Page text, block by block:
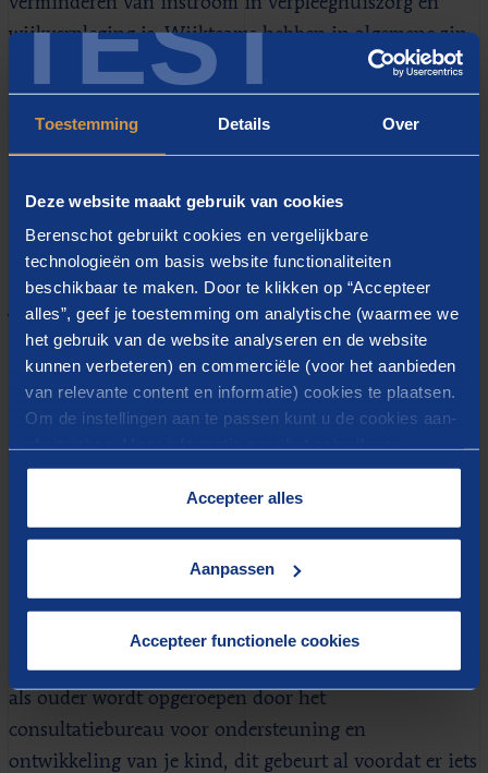
TEST
Toestemming Details Over
Deze website maakt gebruik van cookies
Berenschot gebruikt cookies en vergelijkbare
technologieën om basis website functionaliteiten
beschikbaar te maken. Door te klikken op “Accepteer
alles”, geef je toestemming om analytische (waarmee we
het gebruik van de website analyseren en de website
kunnen verbeteren) en commerciële (voor het aanbieden
van relevante content en informatie) cookies te plaatsen.
Om de instellingen aan te passen kunt u de cookies aan-
cookies op onze website treft u in onze
Accepteer alles
Aanpassen
Accepteer functionele cookies
wijkverpleging is. Wijkteams hebben in algemene zin
echter een breder doel dan alleen zorgverlenen: het
gaat ook om financiële problematiek,
huisvestingsproblematiek en gezinsvraagstukken zoals
ouderenmishandeling, die in de brede context van het
gezin en de wijk zijn op te lossen. Een belangrijk
aspect daarin is vroegsignalering om uiteindelijk meer
professionele ondersteuning te voorkomen.
Voorbereiden op nieuwe
levensfase
De vergrijzing en de arbeidsmarkt vragen dat minder
zorg, ondersteuning en begeleiding nodig is.
een vroeg stadium te begeleiden naar zelfredzaamheid.
Laat vijftigers zich alvast voorbereiden op de nieuwe
levensfase. Dat betekent zorgen dat je huis, je
financiën en je sociale netwerk op orde zijn voor de
periode met beperkingen die op enig moment kan
gaan komen. In Nederland is het heel normaal dat je
als ouder wordt opgeroepen door het
consultatiebureau voor ondersteuning en
ontwikkeling van je kind, dit gebeurt al voordat er iets